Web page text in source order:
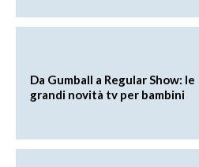
Da Gumball a Regular Show: le
grandi novità tv per bambini